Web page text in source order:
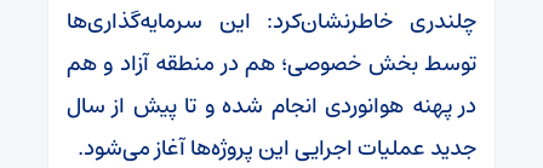
چلندری خاطرنشان‌کرد: این سرمایه‌گذاری‌ها
توسط بخش خصوصی؛ هم در منطقه آزاد و هم
در پهنه هوانوردی انجام شده و تا پیش از سال
جدید عملیات اجرایی این پروژه‌ها آغاز می‌شود.